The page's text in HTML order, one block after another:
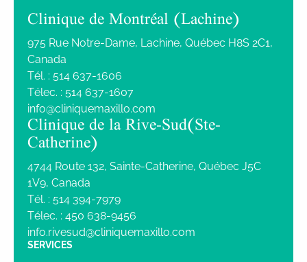
Clinique de Montréal (Lachine)
975 Rue Notre-Dame, Lachine, Québec H8S 2C1,
Canada
Tél. : 514 637-1606
Télec. : 514 637-1607
info@cliniquemaxillo.com
Clinique de la Rive-Sud (Ste-
Catherine)
4744 Route 132, Sainte-Catherine, Québec J5C
1V9, Canada
Tél. : 514 394-7979
Télec. : 450 638-9456
info.rivesud@cliniquemaxillo.com
SERVICES